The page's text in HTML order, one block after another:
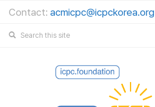
Contact: acmicpc@icpckorea.org